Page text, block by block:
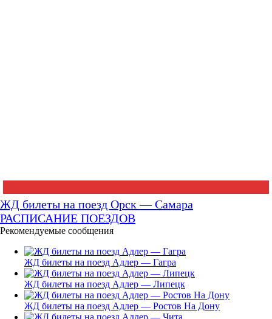
ЖД билеты на поезд Орск — Самара
РАСПИСАНИЕ ПОЕЗДОВ
Рекомендуемые сообщения
ЖД билеты на поезд Адлер — Гагра
ЖД билеты на поезд Адлер — Липецк
ЖД билеты на поезд Адлер — Ростов На Дону